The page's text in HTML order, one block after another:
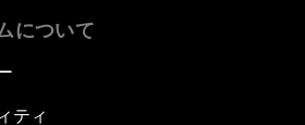
について
ティ